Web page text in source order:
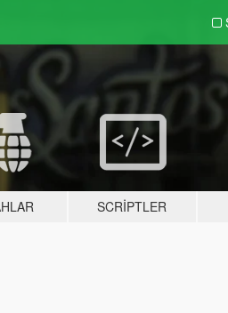
SCRIPTLER